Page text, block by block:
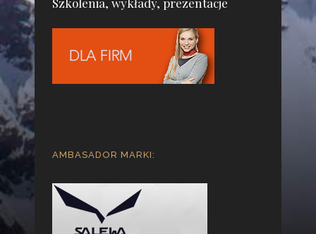
AMBASADOR MARKI: